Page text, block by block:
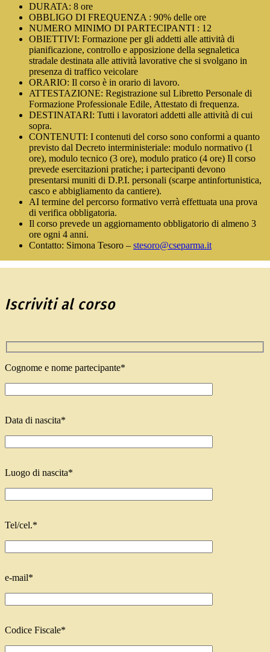
DURATA: 8 ore
OBBLIGO DI FREQUENZA : 90% delle ore
NUMERO MINIMO DI PARTECIPANTI : 12
OBIETTIVI: Formazione per gli addetti alle attività di
pianificazione, controllo e apposizione della segnaletica
stradale destinata alle attività lavorative che si svolgano in
presenza di traffico veicolare
ORARIO: Il corso è in orario di lavoro.
ATTESTAZIONE: Registrazione sul Libretto Personale di
Formazione Professionale Edile, Attestato di frequenza.
DESTINATARI: Tutti i lavoratori addetti alle attività di cui
sopra.
CONTENUTI: I contenuti del corso sono conformi a quanto
previsto dal Decreto interministeriale: modulo normativo (1
ore), modulo tecnico (3 ore), modulo pratico (4 ore) Il corso
prevede esercitazioni pratiche; i partecipanti devono
presentarsi muniti di D.P.I. personali (scarpe antinfortunistica,
casco e abbigliamento da cantiere).
AI termine del percorso formativo verrà effettuata una prova
di verifica obbligatoria.
Il corso prevede un aggiornamento obbligatorio di almeno 3
ore ogni 4 anni.
Contatto: Simona Tesoro – stesoro@cseparma.it
Iscriviti al corso
Cognome e nome partecipante*
Data di nascita*
Luogo di nascita*
Tel/cel.*
e-mail*
Codice Fiscale*